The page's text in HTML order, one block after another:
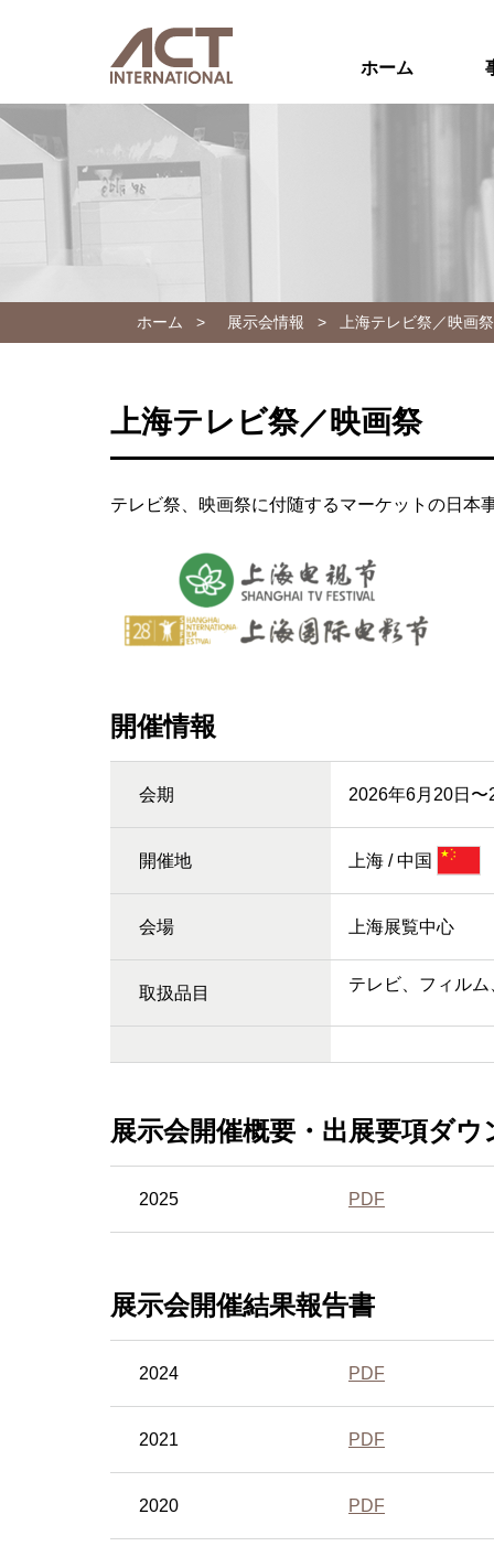
ホーム
ホーム > 展示会情報 > 上海テレビ祭／映画祭
上海テレビ祭／映画祭
テレビ祭、映画祭に付随するマーケットの日本
開催情報
会期 2026年6月20日〜
開催地 上海 / 中国
会場 上海展覧中心
取扱品目 テレビ、フィル
展示会開催概要・出展要項ダウ
2025 PDF
展示会開催結果報告書
2024 PDF
2021 PDF
2020 PDF